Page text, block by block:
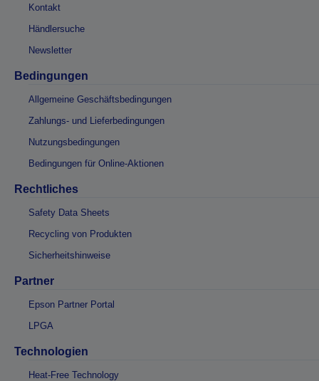
Kontakt
Händlersuche
Newsletter
Bedingungen
Allgemeine Geschäftsbedingungen
Zahlungs- und Lieferbedingungen
Nutzungsbedingungen
Bedingungen für Online-Aktionen
Rechtliches
Safety Data Sheets
Recycling von Produkten
Sicherheitshinweise
Partner
Epson Partner Portal
LPGA
Technologien
Heat-Free Technology